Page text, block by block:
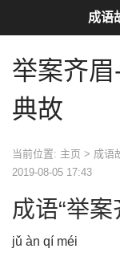
举案齐
典故
当前位置: 主页 > 成语
2019-08-05 17:43
成语“举
jǔ àn qí méi
成语